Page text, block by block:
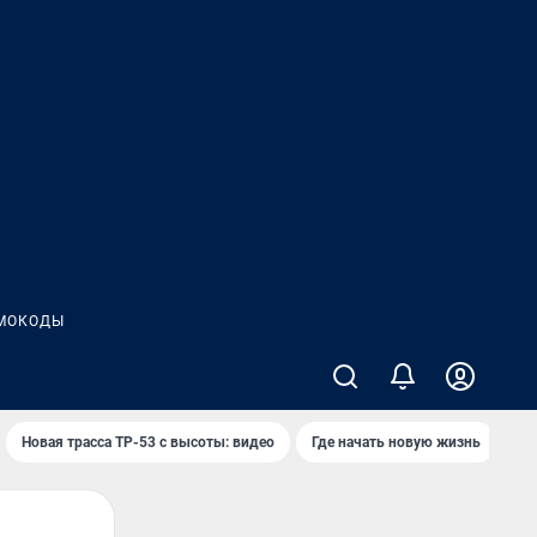
Новая трасса ТР-53 с высоты: видео Где начать новую жизнь